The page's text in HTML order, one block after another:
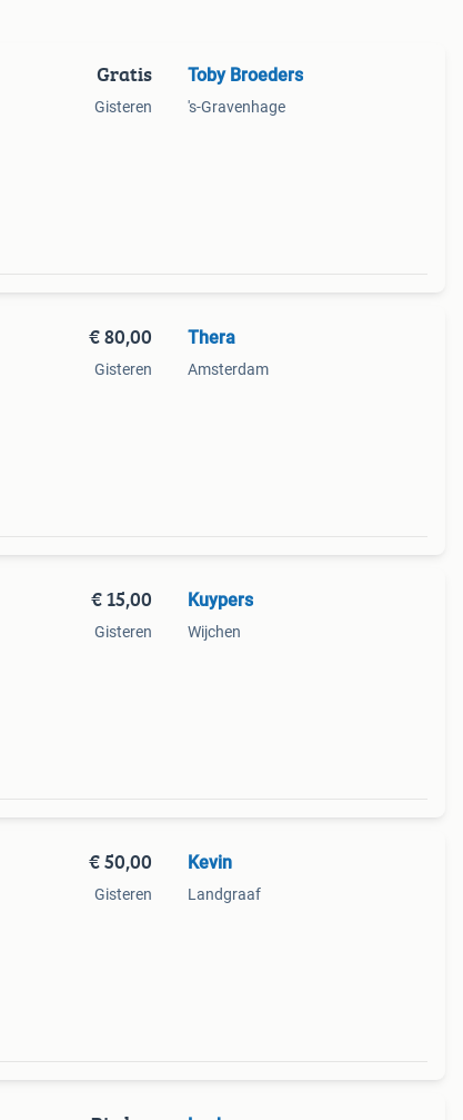
Gratis
Gisteren
Toby Broeders
's-Gravenhage
€ 80,00
Gisteren
Thera
Amsterdam
€ 15,00
Gisteren
Kuypers
Wijchen
€ 50,00
Gisteren
Kevin
Landgraaf